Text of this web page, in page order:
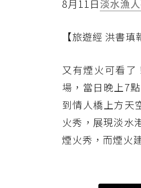
8月11日淡水漁
【旅遊經 洪書瑱
又有煙火可看
場，當日晚上7
到情人橋上方天
火秀，展現淡水
煙火秀，而煙火